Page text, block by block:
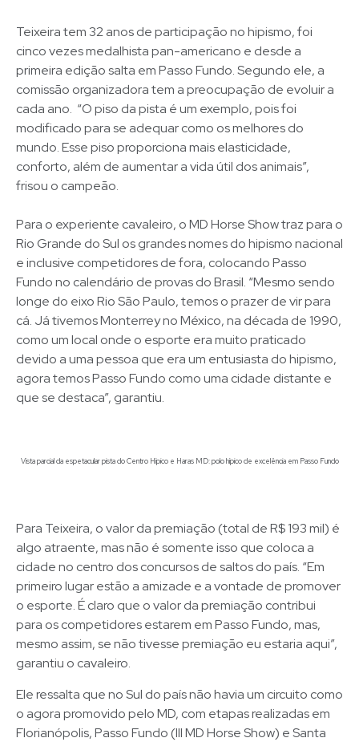
Teixeira tem 32 anos de participação no hipismo, foi
cinco vezes medalhista pan-americano e desde a
primeira edição salta em Passo Fundo. Segundo ele, a
comissão organizadora tem a preocupação de evoluir a
cada ano. “O piso da pista é um exemplo, pois foi
modificado para se adequar como os melhores do
mundo. Esse piso proporciona mais elasticidade,
conforto, além de aumentar a vida útil dos animais”,
frisou o campeão.
Para o experiente cavaleiro, o MD Horse Show traz para o
Rio Grande do Sul os grandes nomes do hipismo nacional
e inclusive competidores de fora, colocando Passo
Fundo no calendário de provas do Brasil. “Mesmo sendo
longe do eixo Rio São Paulo, temos o prazer de vir para
cá. Já tivemos Monterrey no México, na década de 1990,
como um local onde o esporte era muito praticado
devido a uma pessoa que era um entusiasta do hipismo,
agora temos Passo Fundo como uma cidade distante e
que se destaca”, garantiu.
Vista parcial da espetacular pista do Centro Hípico e Haras MD: polo hípico de excelência em Passo Fundo
Para Teixeira, o valor da premiação (total de R$ 193 mil) é
algo atraente, mas não é somente isso que coloca a
cidade no centro dos concursos de saltos do país. “Em
primeiro lugar estão a amizade e a vontade de promover
o esporte. É claro que o valor da premiação contribui
para os competidores estarem em Passo Fundo, mas,
mesmo assim, se não tivesse premiação eu estaria aqui”,
garantiu o cavaleiro.
Ele ressalta que no Sul do país não havia um circuito como
o agora promovido pelo MD, com etapas realizadas em
Florianópolis, Passo Fundo (III MD Horse Show) e Santa